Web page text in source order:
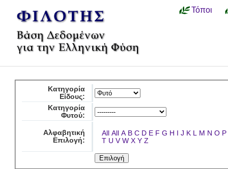
Τόποι
Κατηγορία
Είδους:
Κατηγορία
Φυτού:
Αλφαβητική
Επιλογή:
All All A B C D E F G H I J K L M N O P
T U V W X Y Z